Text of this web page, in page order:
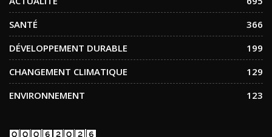
SANTÉ
366
DÉVELOPPEMENT DURABLE
199
CHANGEMENT CLIMATIQUE
129
ENVIRONNEMENT
123